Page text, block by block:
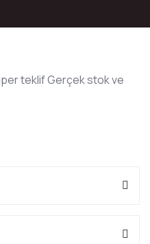
teklif Gerçek stok ve